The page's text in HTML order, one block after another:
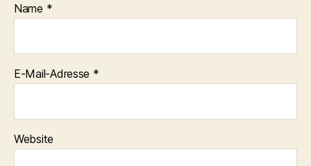
Name *
E-Mail-Adresse *
Website